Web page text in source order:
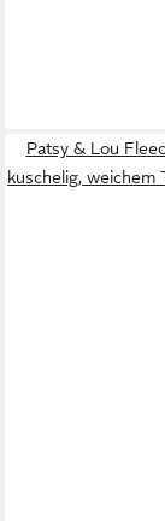
Patsy & Lou
kuschelig, weichem